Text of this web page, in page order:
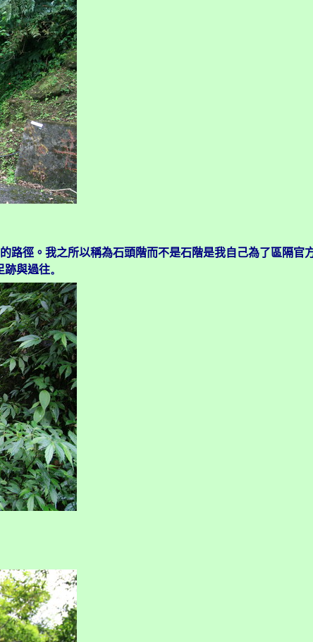
路徑。我之所以稱為石頭階而不是石階是我自己為了區隔官
跡與過往。